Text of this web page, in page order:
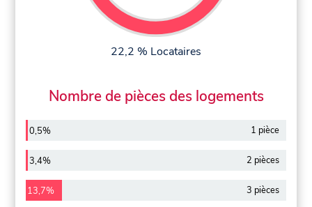
22,2 % Locataires
Nombre de pièces des logements
0,5% 1 pièce
3,4% 2 pièces
13,7% 3 pièces